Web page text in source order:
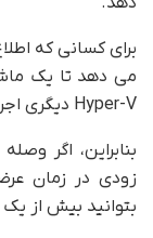
برای کسانی که
Hyper-V دیگری اجرا کنند.
بنابراین، اگر
بتوانید بیش از یک